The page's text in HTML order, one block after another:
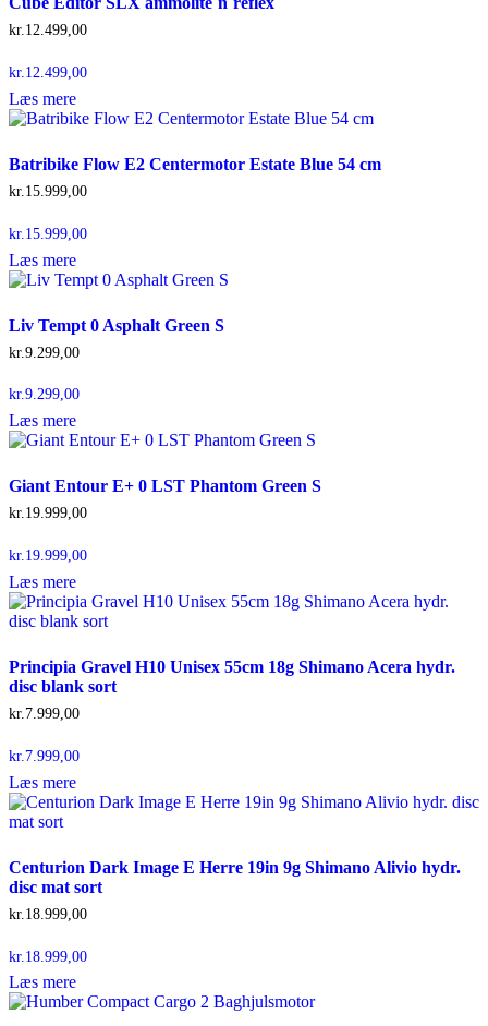
kr.12.499,00
kr.12.499,00
Læs mere
Batribike Flow E2 Centermotor Estate Blue 54 cm
kr. 15.999,00
kr. 15.999,00
Læs mere
Liv Tempt 0 Asphalt Green S
kr. 9.299,00
kr.9.299,00
Læs mere
Giant Entour E+ 0 LST Phantom Green S
kr.19.999,00
kr.19.999,00
Læs mere
Principia Gravel H10 Unisex 55cm 18g Shimano Acera hydr.
disc blank sort
kr.7.999,00
kr. 7.999,00
Læs mere
Centurion Dark Image E Herre 19in 9g Shimano Alivio hydr.
disc mat sort
kr. 18.999,00
kr. 18.999,00
Læs mere